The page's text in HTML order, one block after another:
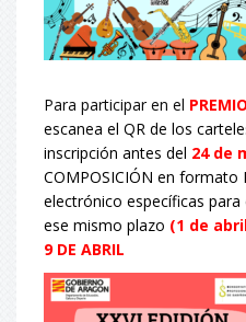
Para participar en el
escanea el QR de los
inscripción antes del 24 de
COMPOSICIÓN en formato
electrónico específicas
ese mismo plazo (1 de
9 DE ABRIL